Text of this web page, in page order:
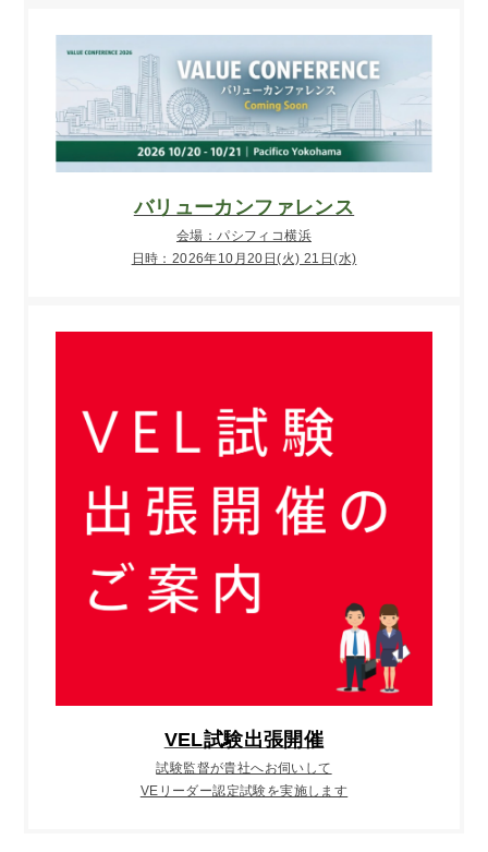
バリューカンファレンス
会場：パシフィコ横浜
日時：2026年10月20日(火) 21日(水)
VEL試験出張開催
試験監督が貴社へお伺いして
VEリーダー認定試験を実施します